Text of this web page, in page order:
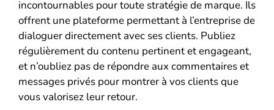
incontournables pour toute stratégie de marque. Ils
offrent une plateforme permettant à l’entreprise de
dialoguer directement avec ses clients. Publiez
régulièrement du contenu pertinent et engageant,
et n’oubliez pas de répondre aux commentaires et
messages privés pour montrer à vos clients que
vous valorisez leur retour.